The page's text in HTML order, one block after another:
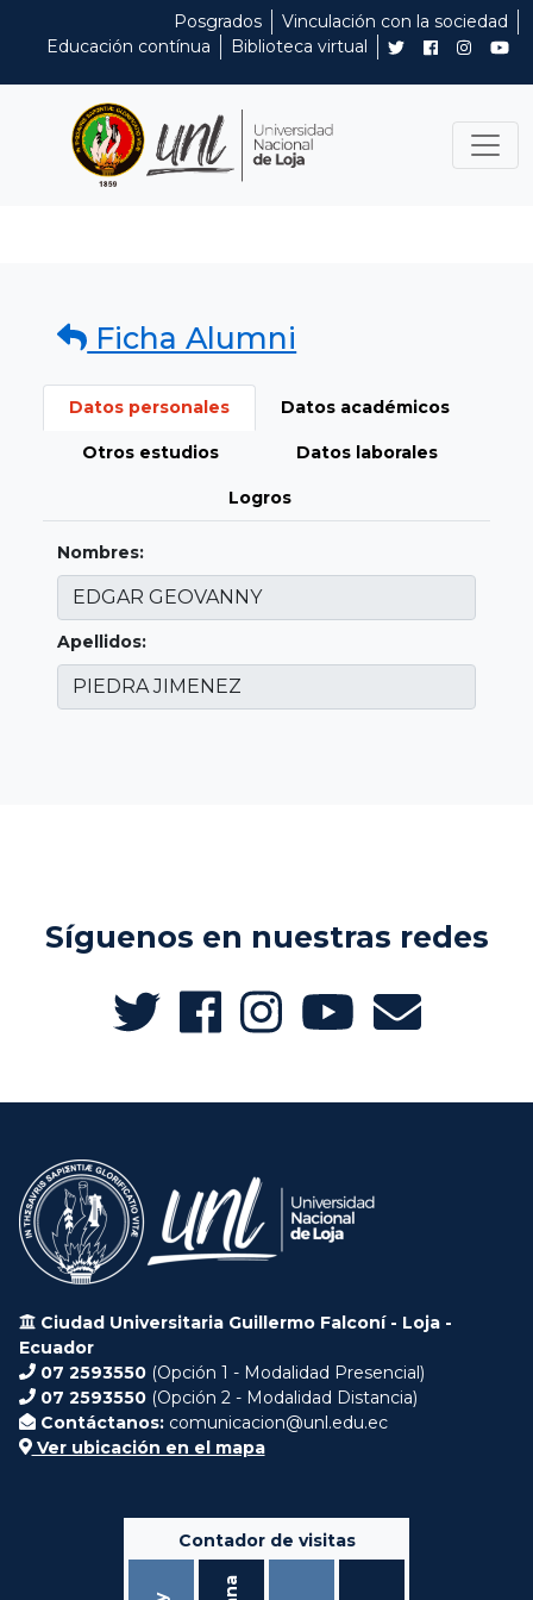
Posgrados
Vinculación con la sociedad
Educación contínua
Biblioteca virtual
Ficha Alumni
Datos personales Datos académicos
Otros estudios Datos laborales
Logros
Nombres:
Apellidos:
Síguenos en nuestras redes
Ciudad Universitaria Guillermo Falconí - Loja -
Ecuador
07 2593550 (Opción 1 - Modalidad Presencial)
07 2593550 (Opción 2 - Modalidad Distancia)
Contáctanos: comunicacion@unl.edu.ec
Ver ubicación en el mapa
Contador de visitas